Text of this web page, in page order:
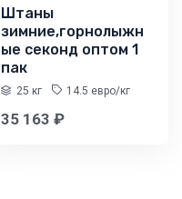
Штаны
зимние,горнолыжн
ые секонд оптом 1
пак
25 кг 14.5 евро/кг
35 163 ₽